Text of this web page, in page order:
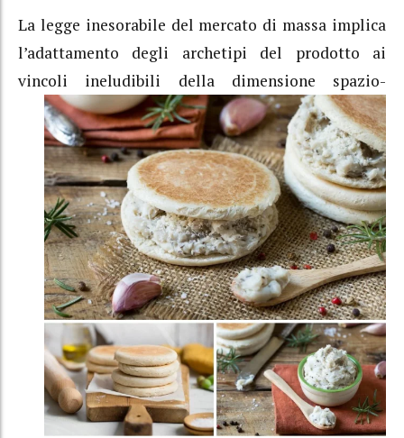
La legge inesorabile del mercato di massa implica
l’adattamento degli archetipi del prodotto ai
vincoli ineludibili della dimensione spazio-